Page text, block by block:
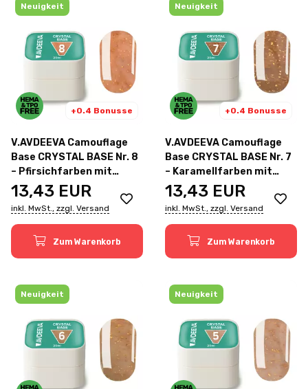
Neuigkeit
+0.4 Bonusse
V.AVDEEVA Camouflage
Base CRYSTAL BASE Nr. 8
– Pfirsichfarben mit
goldener Blattfolie, 20 ml
13,43 EUR
inkl. MwSt., zzgl. Versand
Zum Warenkorb
Neuigkeit
+0.4 Bonusse
V.AVDEEVA Camouflage
Base CRYSTAL BASE Nr. 7
– Karamellfarben mit
goldener Blattfolie, 20 ml
13,43 EUR
inkl. MwSt., zzgl. Versand
Zum Warenkorb
Neuigkeit Neuigkeit